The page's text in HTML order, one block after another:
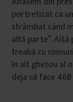
portretizat ca
strâmbat când
altă parte”. Altă
treabă cu
în alt ghetou al
deja că face